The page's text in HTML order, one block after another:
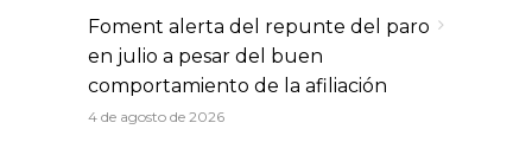
Foment alerta del repunte del paro
en julio a pesar del buen
comportamiento de la afiliación
4 de agosto de 2026